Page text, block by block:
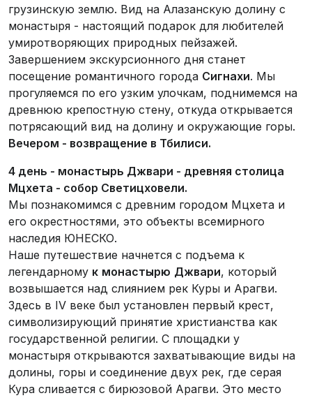
грузинскую землю. Вид на Алазанскую долину с
монастыря - настоящий подарок для любителей
умиротворяющих природных пейзажей.
Завершением экскурсионного дня станет
посещение романтичного города Сигнахи. Мы
прогуляемся по его узким улочкам, поднимемся на
древнюю крепостную стену, откуда открывается
потрясающий вид на долину и окружающие горы.
Вечером - возвращение в Тбилиси.
4 день - монастырь Джвари - древняя столица
Мцхета - собор Светицховели.
Мы познакомимся с древним городом Мцхета и
его окрестностями, это объекты всемирного
наследия ЮНЕСКО.
Наше путешествие начнется с подъема к
легендарному к монастырю Джвари, который
возвышается над слиянием рек Куры и Арагви.
Здесь в IV веке был установлен первый крест,
символизирующий принятие христианства как
государственной религии. С площадки у
монастыря открываются захватывающие виды на
долины, горы и соединение двух рек, где серая
Кура сливается с бирюзовой Арагви. Это место